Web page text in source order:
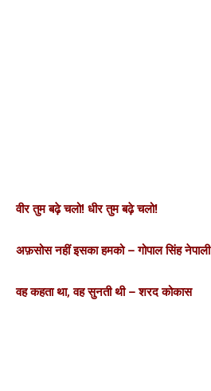
वीर तुम बढ़े चलो! धीर तुम बढ़े चलो!
अफ़सोस नहीं इसका हमको – गोपाल सिंह नेपाली
वह कहता था, वह सुनती थी – शरद कोकास